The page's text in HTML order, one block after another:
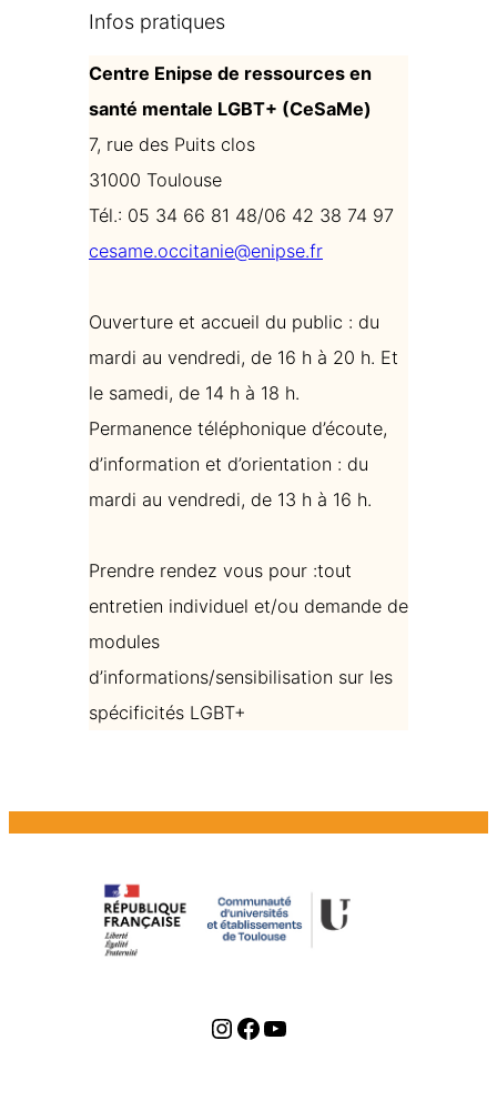
Infos pratiques
Centre Enipse de ressources en
santé mentale LGBT+ (CeSaMe)
7, rue des Puits clos
31000 Toulouse
Tél.: 05 34 66 81 48/06 42 38 74 97
cesame.occitanie@enipse.fr
Ouverture et accueil du public : du
mardi au vendredi, de 16 h à 20 h. Et
le samedi, de 14 h à 18 h.
Permanence téléphonique d’écoute,
d’information et d’orientation : du
mardi au vendredi, de 13 h à 16 h.
Prendre rendez vous pour :tout
entretien individuel et/ou demande de
modules
d’informations/sensibilisation sur les
spécificités LGBT+
Instagram Facebook YouTube